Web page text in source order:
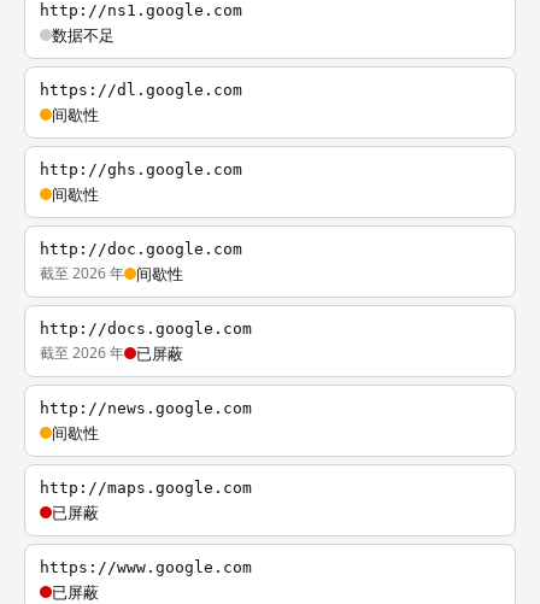
http://ns1.google.com
数据不足
https://dl.google.com
间歇性
http://ghs.google.com
间歇性
http://doc.google.com
截至 2026 年 间歇性
http://docs.google.com
截至 2026 年 已屏蔽
http://news.google.com
间歇性
http://maps.google.com
已屏蔽
https://www.google.com
已屏蔽